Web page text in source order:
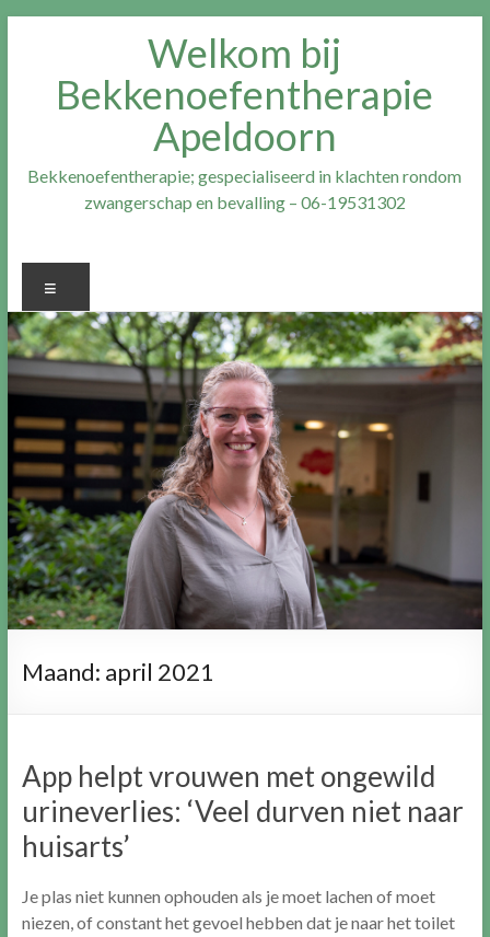
Welkom bij
Bekkenoefentherapie
Apeldoorn
Bekkenoefentherapie; gespecialiseerd in klachten rondom
zwangerschap en bevalling – 06-19531302
Maand: april 2021
App helpt vrouwen met ongewild
urineverlies: ‘Veel durven niet naar
huisarts’
Je plas niet kunnen ophouden als je moet lachen of moet
niezen, of constant het gevoel hebben dat je naar het toilet